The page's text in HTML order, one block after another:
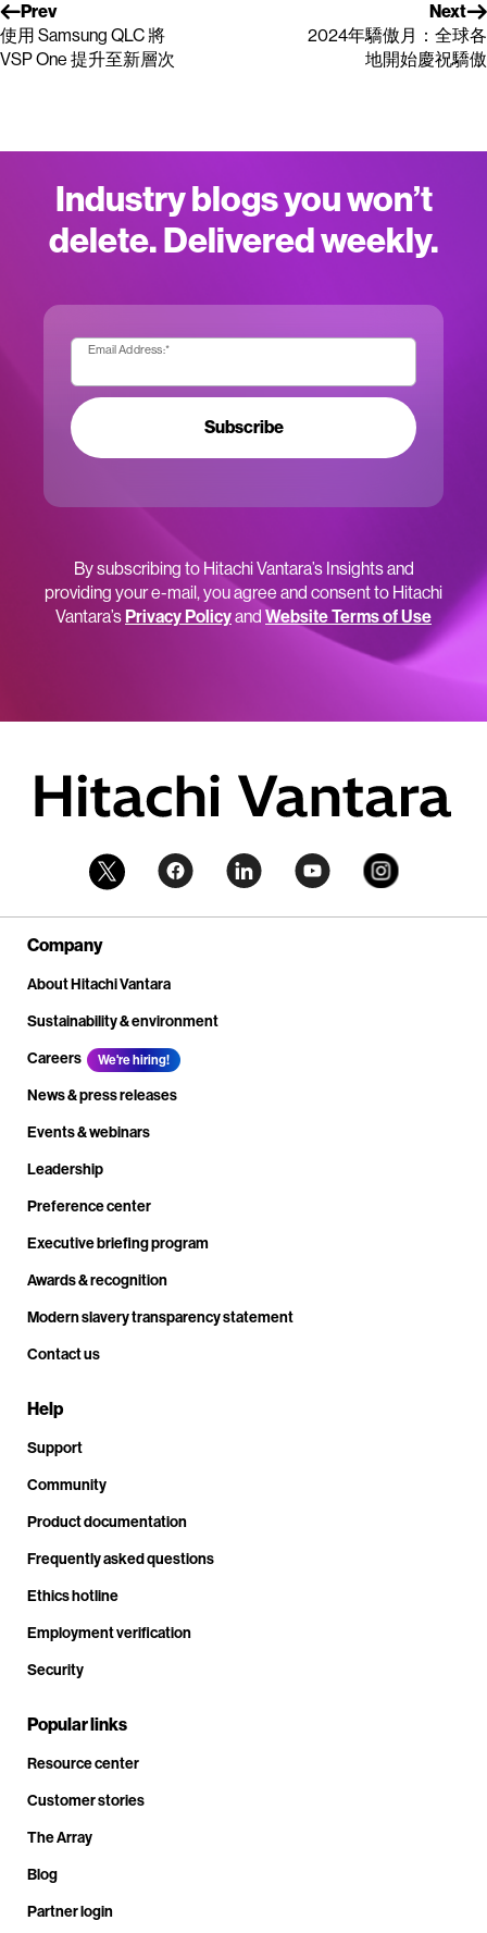
Prev
使用 Samsung QLC 將
VSP One 提升至新層次
Next
2024年驕傲月：全球各
地開始慶祝驕傲
Industry blogs you won’t
delete. Delivered weekly.
Email Address:*
Subscribe
By subscribing to Hitachi Vantara’s Insights and
providing your e-mail, you agree and consent to Hitachi
Vantara’sPrivacy Policyand Website Terms of Use
Company
About Hitachi Vantara
Sustainability & environment
Careers
We're hiring!
News & press releases
Events & webinars
Leadership
Preference center
Executive briefing program
Awards & recognition
Modern slavery transparency statement
Contact us
Help
Support
Community
Product documentation
Frequently asked questions
Ethics hotline
Employment verification
Security
Popular links
Resource center
Customer stories
The Array
Blog
Partner login